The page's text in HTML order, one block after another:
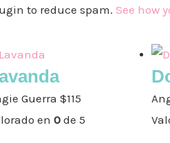
to reduce spam. See how
Guerra$115
en0 de 5